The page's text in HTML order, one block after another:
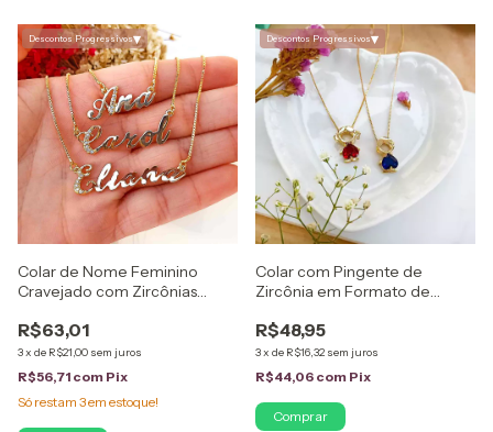
Descontos Progressivos▾
Colar de Nome Feminino
Cravejado com Zircônias
R$63,01
3x de R$21,00 sem juros
R$56,71 com Pix
Só restam 3em estoque!
Descontos Progressivos▾
Colar com Pingente de
Zircônia em Formato de
em Ouro 18K
R$48,95
3x de R$16,32 sem juros
R$44,06 com Pix
Comprar